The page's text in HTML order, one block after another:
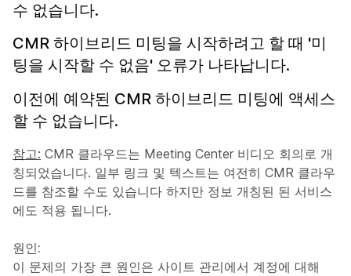
수 없습니다.
CMR 하이브리드 미팅을 시작하려고 할 때 '미
팅을 시작할 수 없음' 오류가 나타납니다.
이전에 예약된 CMR 하이브리드 미팅에 액세스
할 수 없습니다.
참고: CMR 클라우드는 Meeting Center 비디오 회의로 개
칭되었습니다. 일부 링크 및 텍스트는 여전히 CMR 클라우
드를 참조할 수도 있습니다 하지만 정보 개칭된 된 서비스
에도 적용 됩니다.
원인:
이 문제의 가장 큰 원인은 사이트 관리에서 계정에 대해